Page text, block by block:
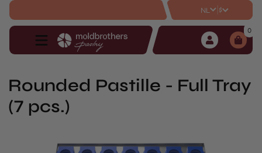
NL $
0
Rounded Pastille - Full Tray
(7 pcs.)